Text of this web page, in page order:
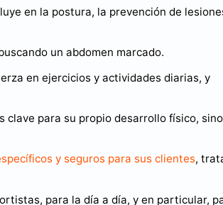
en la postura, la prevención de
un abdomen marcado.
en ejercicios y actividades diarias, y
clave para su propio desarrollo físico,
y seguros para sus clientes,
para la día a día, y en particular,